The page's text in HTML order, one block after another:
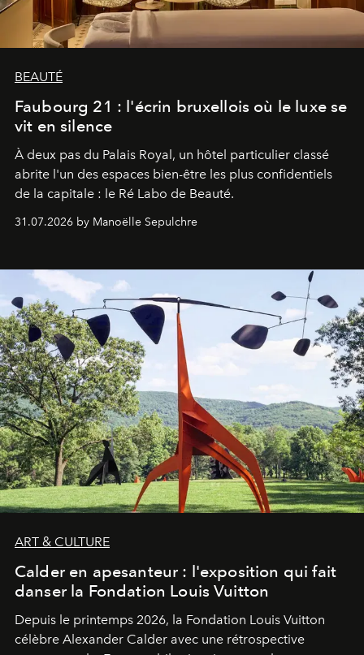
BEAUTÉ
Faubourg 21 : l'écrin bruxellois où le luxe se
vit en silence
À deux pas du Palais Royal, un hôtel particulier classé
abrite l'un des espaces bien-être les plus confidentiels
de la capitale : le Ré Labo de Beauté.
31.07.2026 by Manoëlle Sepulchre
ART & CULTURE
Calder en apesanteur : l'exposition qui fait
danser la Fondation Louis Vuitton
Depuis le printemps 2026, la Fondation Louis Vuitton
célèbre Alexander Calder avec une rétrospective